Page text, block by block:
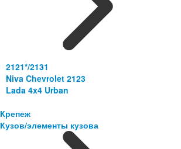
2121*/2131
Niva Chevrolet 2123
Lada 4x4 Urban
Крепеж
Кузов/элементы кузова